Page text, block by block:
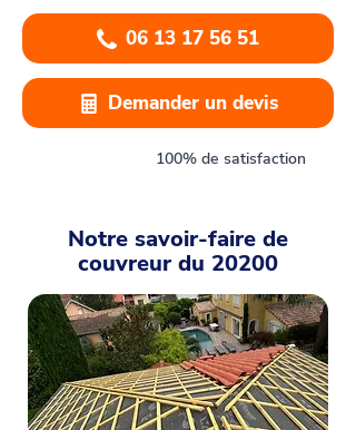
06 13 17 56 51
Demander un devis
100% de satisfaction
Notre savoir-faire de
couvreur du 20200